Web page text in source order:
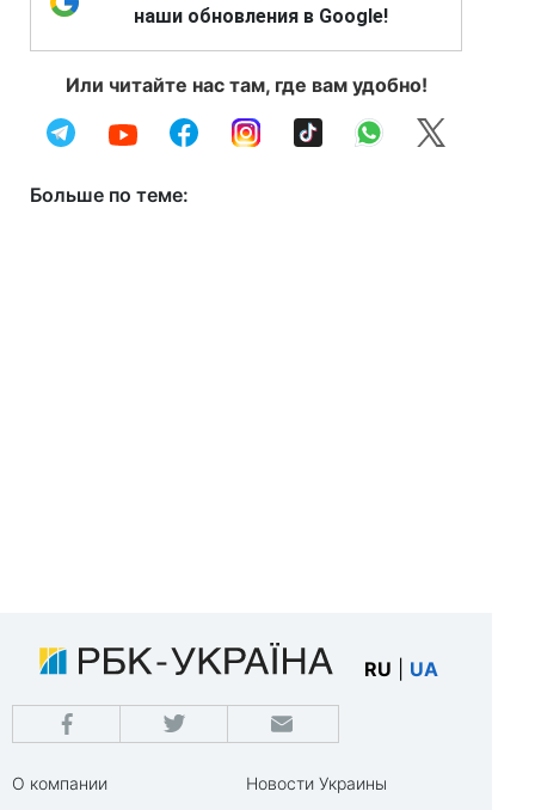
наши обновления в Google!
Или читайте нас там, где вам удобно!
Больше по теме:
RU UA
О компании
Новости Украины